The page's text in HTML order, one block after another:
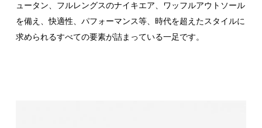
ュータン、フルレングスのナイキエア、ワッフルアウトソール
を備え、快適性、パフォーマンス等、時代を超えたスタイルに
求められるすべての要素が詰まっている一足です。